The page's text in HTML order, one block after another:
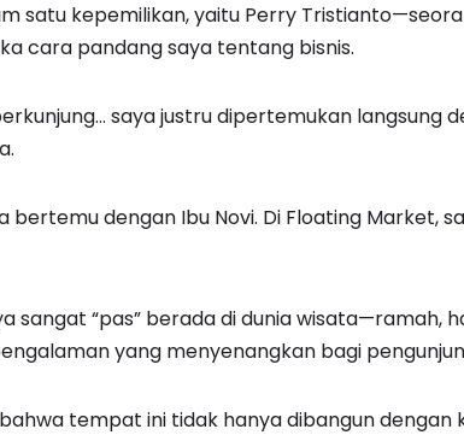
satu kepemilikan, yaitu Perry
cara pandang saya tentang bisnis.
saya justru dipertemukan langsung
bertemu dengan Ibu Novi. Di Floating Market,
sangat “pas” berada di dunia wisata—ramah,
yang menyenangkan bagi
tempat ini tidak hanya dibangun dengan